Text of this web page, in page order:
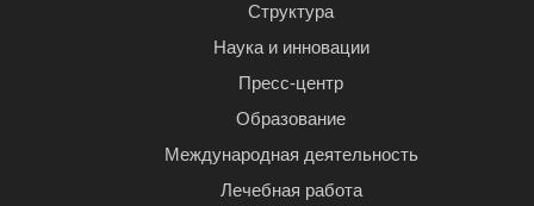
Структура
Наука и инновации
Пресс-центр
Образование
Международная деятельность
Лечебная работа